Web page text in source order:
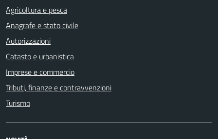
Agricoltura e pesca
Anagrafe e stato civile
Autorizzazioni
Catasto e urbanistica
Imprese e commercio
Tributi, finanze e contravvenzioni
Turismo